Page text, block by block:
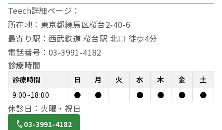
Teech詳細ページ：
所在地：東京都練馬区桜台2-40-6
最寄り駅：西武鉄道 桜台駅 北口 徒歩4分
電話番号：03-3991-4182
診療時間
診療時間 日 月 火 水 木 金
土
9:00~18:00
● ● ● ● ● ●
休診日：火曜・祝日
03-3991-4182